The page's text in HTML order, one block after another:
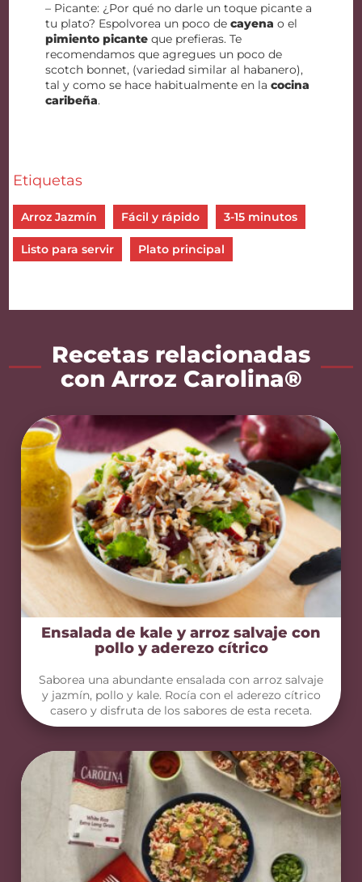
– Picante: ¿Por qué no darle un toque picante a
tu plato? Espolvorea un poco de cayena o el
pimiento picante que prefieras. Te
recomendamos que agregues un poco de
scotch bonnet, (variedad similar al habanero),
tal y como se hace habitualmente en lacocina
caribeña.
Etiquetas
Arroz Jazmín Fácil y rápido 3-15 minutos
Listo para servir Plato principal
Recetas relacionadas
con Arroz Carolina®
Ensalada de kale y arroz salvaje con
pollo y aderezo cítrico
Saborea una abundante ensalada con arroz salvaje
y jazmín, pollo y kale. Rocía con el aderezo cítrico
casero y disfruta de los sabores de esta receta.